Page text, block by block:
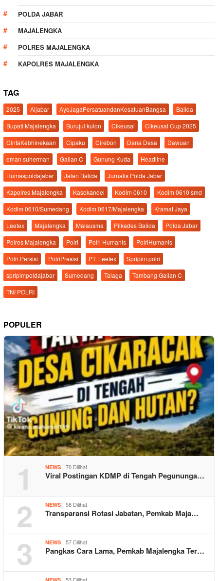
POLDA JABAR
MAJALENGKA
POLRES MAJALENGKA
KAPOLRES MAJALENGKA
TAG
2025 Aljabar AyoJagaPersatuandanKesatuanBangsa
Balida
Bupati Majalengka
Burujul kulon Cikeusal
Cikeusal Cup 2025
CintaKebhinekaan
Cipaku Cirebon Dana Desa
Dawuan
eman suherman
Galian C Gunung Kuda
Headline
Humaspoldajabar
Jalan Balida
Jurnalis Polda Jabar
Kapolres Majalengka
Kasokandel Kodim 0610
Kodim 0610 smd
Kodim 0610/Sumedang
Kodim 0617/Majalengka
Kramat Jaya
Leetex
Majalengka Malausma Pilkades Balida
Polda Jabar
Polres Majalengka
Polri Polri Humanis
PolriHumanis
Polri Persisi
PolriPresisi PT. Leetex
Spripim.polri
spripimpoldajabar
Sumedang Talaga
Tambang Galian C
TNI POLRI
POPULER
1 NEWS 70 Dilihat
Viral Postingan KDMP di Tengah Pegununga…
2 NEWS 58 Dilihat
Transparansi Rotasi Jabatan, Pemkab Maja…
3 NEWS 57 Dilihat
Pangkas Cara Lama, Pemkab Majalengka Ter…
53 Dilihat